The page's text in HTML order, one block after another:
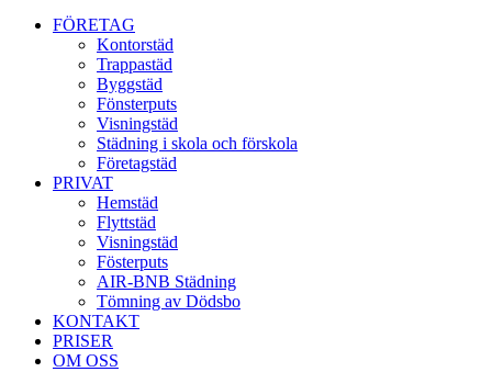
FÖRETAG
Kontorstäd
Trappastäd
Byggstäd
Fönsterputs
Visningstäd
Städning i skola och förskola
Företagstäd
PRIVAT
Hemstäd
Flyttstäd
Visningstäd
Fösterputs
AIR-BNB Städning
Tömning av Dödsbo
KONTAKT
PRISER
OM OSS